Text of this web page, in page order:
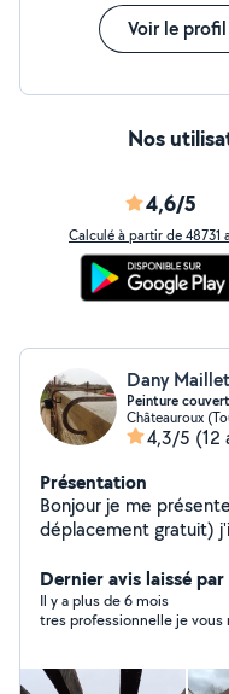
personne. N'attendez plus, contactez-moi dès
maintenant et
Voir le profil
Nos
4,6/5
Calculé à partir de 48731
Dany
Peinture
Châteauroux
4,3/5 (12
Présentation
Bonjour je me présente
déplacement gratuit)
extérieur nettoyage
façade pignon
maçonnerie et pose
sur espace vert) Si
Dernier avis laissé
Il y a plus de 6 mois
tres professionnelle je vous